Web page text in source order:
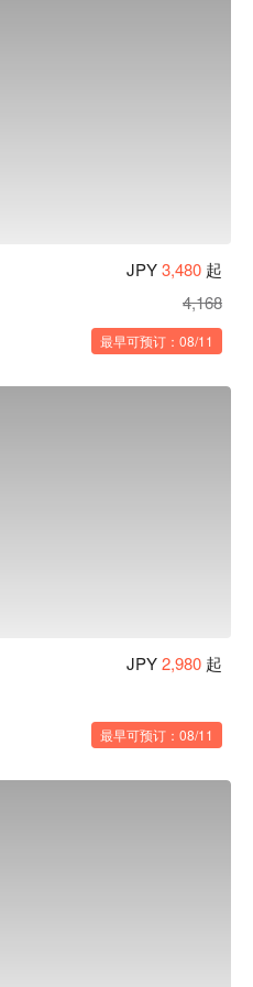
JPY3,480 起
4,168
最早可预订：08/11
JPY2,980 起
最早可预订：08/11